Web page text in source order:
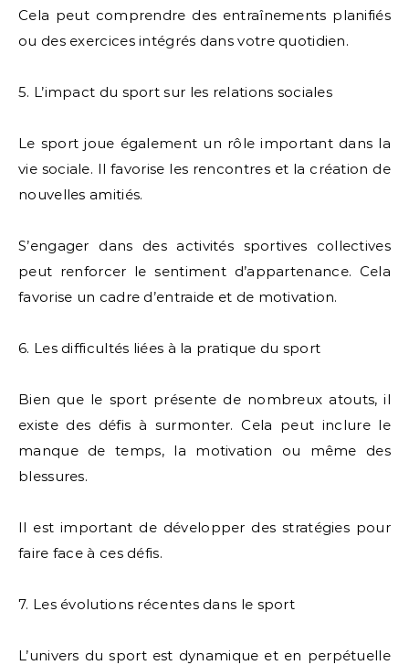
Cela peut comprendre des entraînements planifiés
ou des exercices intégrés dans votre quotidien.
5. L’impact du sport sur les relations sociales
Le sport joue également un rôle important dans la
vie sociale. Il favorise les rencontres et la création de
nouvelles amitiés.
S’engager dans des activités sportives collectives
peut renforcer le sentiment d’appartenance. Cela
favorise un cadre d’entraide et de motivation.
6. Les difficultés liées à la pratique du sport
Bien que le sport présente de nombreux atouts, il
existe des défis à surmonter. Cela peut inclure le
manque de temps, la motivation ou même des
blessures.
Il est important de développer des stratégies pour
faire face à ces défis.
7. Les évolutions récentes dans le sport
L’univers du sport est dynamique et en perpétuelle